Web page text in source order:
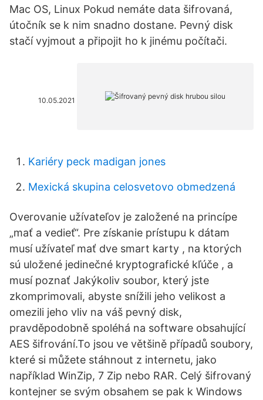
Mac OS, Linux Pokud nemáte data šifrovaná,
útočník se k nim snadno dostane. Pevný disk
stačí vyjmout a připojit ho k jinému počítači.
10.05.2021
Kariéry peck madigan jones
Mexická skupina celosvetovo obmedzená
Overovanie užívateľov je založené na princípe
„mať a vedieť“. Pre získanie prístupu k dátam
musí užívateľ mať dve smart karty , na ktorých
sú uložené jedinečné kryptografické kľúče , a
musí poznať Jakýkoliv soubor, který jste
zkomprimovali, abyste snížili jeho velikost a
omezili jeho vliv na váš pevný disk,
pravděpodobně spoléhá na software obsahující
AES šifrování.To jsou ve většině případů soubory,
které si můžete stáhnout z internetu, jako
například WinZip, 7 Zip nebo RAR. Celý šifrovaný
kontejner se svým obsahem se pak k Windows